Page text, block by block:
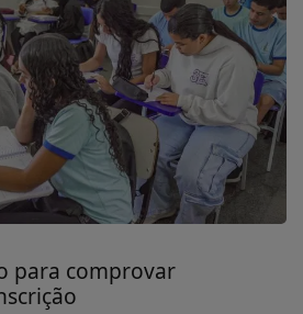
para comprovar